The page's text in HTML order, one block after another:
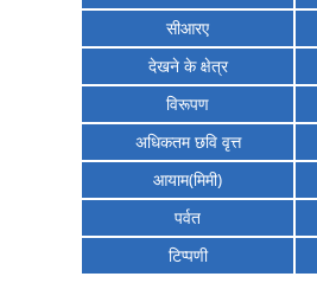
सीआरए
देखने के क्षेत्र
विरूपण
अधिकतम छवि वृत्त
आयाम(मिमी)
पर्वत
टिप्पणी